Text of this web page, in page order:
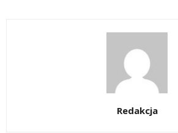
Redakcja